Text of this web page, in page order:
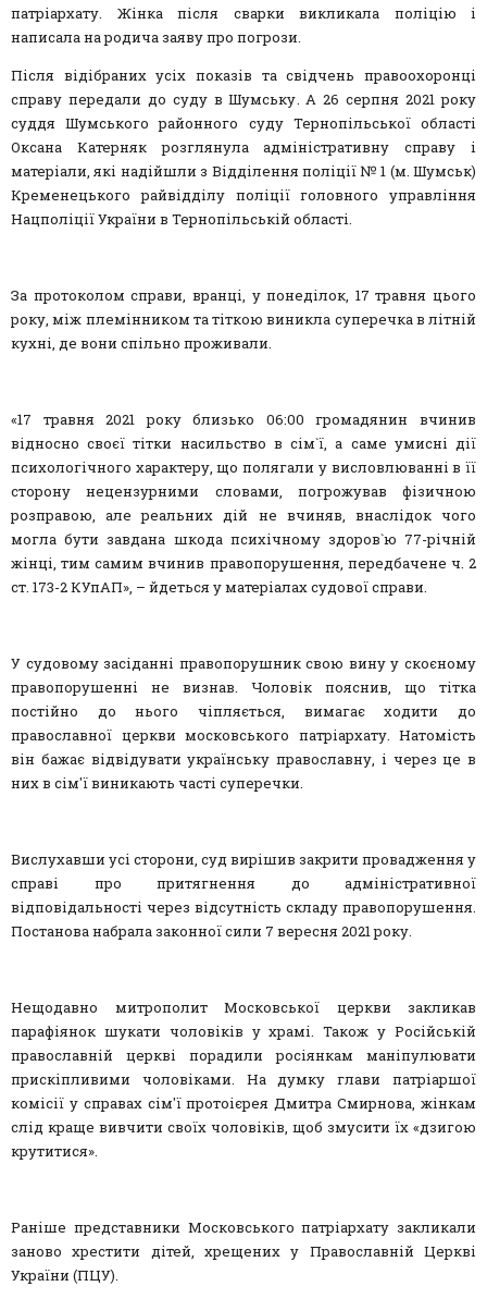
патріархату. Жінка після сварки викликала поліцію і
написала на родича заяву про погрози.
Після відібраних усіх показів та свідчень правоохоронці
справу передали до суду в Шумську. А 26 серпня 2021 року
суддя Шумського районного суду Тернопільської області
Оксана Катерняк розглянула адміністративну справу і
матеріали, які надійшли з Відділення поліції № 1 (м. Шумськ)
Кременецького райвідділу поліції головного управління
Нацполіції України в Тернопільській області.
За протоколом справи, вранці, у понеділок, 17 травня цього
року, між племінником та тіткою виникла суперечка в літній
кухні, де вони спільно проживали.
«17 травня 2021 року близько 06:00 громадянин вчинив
відносно своєї тітки насильство в сім`ї, а саме умисні дії
психологічного характеру, що полягали у висловлюванні в її
сторону нецензурними словами, погрожував фізичною
розправою, але реальних дій не вчиняв, внаслідок чого
могла бути завдана шкода психічному здоров`ю 77-річній
жінці, тим самим вчинив правопорушення, передбачене ч. 2
ст. 173-2 КУпАП», – йдеться у матеріалах судової справи.
У судовому засіданні правопорушник свою вину у скоєному
правопорушенні не визнав. Чоловік пояснив, що тітка
постійно до нього чіпляється, вимагає ходити до
православної церкви московського патріархату. Натомість
він бажає відвідувати українську православну, і через це в
них в сім'ї виникають часті суперечки.
Вислухавши усі сторони, суд вирішив закрити провадження у
справі про притягнення до адміністративної
відповідальності через відсутність складу правопорушення.
Постанова набрала законної сили 7 вересня 2021 року.
Нещодавно митрополит Московської церкви закликав
парафіянок шукати чоловіків у храмі. Також у Російській
православній церкві порадили росіянкам маніпулювати
прискіпливими чоловіками. На думку глави патріаршої
комісії у справах сім'ї протоієрея Дмитра Смирнова, жінкам
слід краще вивчити своїх чоловіків, щоб змусити їх «дзигою
крутитися».
Раніше представники Московського патріархату закликали
заново хрестити дітей, хрещених у Православній Церкві
України (ПЦУ).